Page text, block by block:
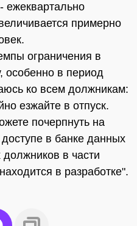
ежеквартально
примерно
ограничения в
особенно в период
ко всем должникам:
езжайте в отпуск.
почерпнуть на
в банке данных
в части
в разработке".